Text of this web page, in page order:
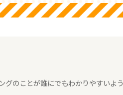
グのことが誰にでもわかりやすいよう